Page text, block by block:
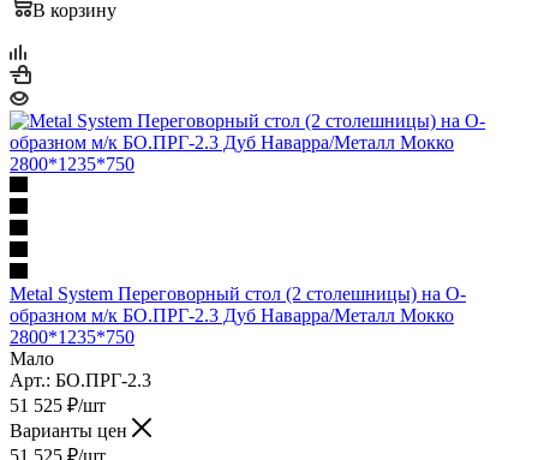
В корзину
Metal System Переговорный стол (2 столешницы) на О-
образном м/к БО.ПРГ-2.3 Дуб Наварра/Металл Мокко
2800*1235*750
Мало
Арт.: БО.ПРГ-2.3
51 525 ₽/шт
Варианты цен
51 525 ₽/шт